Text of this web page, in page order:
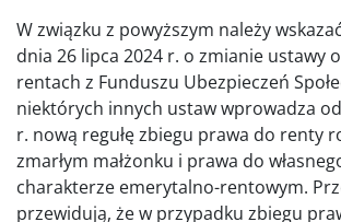
W związku z powyższym należy
dnia 26 lipca 2024 r. o zmianie ustawy
rentach z Funduszu Ubezpieczeń
niektórych innych ustaw wprowadza
r. nową regułę zbiegu prawa do renty
zmarłym małżonku i prawa do
charakterze emerytalno-rentowym.
przewidują, że w przypadku zbiegu